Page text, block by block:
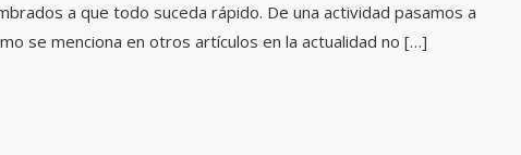
a que todo suceda rápido. De una actividad pasamos a
se menciona en otros artículos en la actualidad no […]